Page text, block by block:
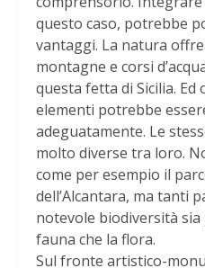
questo caso, potrebbe
vantaggi. La natura
montagne e corsi
questa fetta di Sicilia.
elementi potrebbe
adeguatamente. Le
molto diverse tra loro.
come per esempio il
dell’Alcantara, ma tanti
notevole biodiversità
fauna che la flora.
Sul fronte artistico-